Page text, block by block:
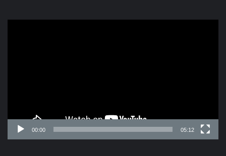
00:00 05:12